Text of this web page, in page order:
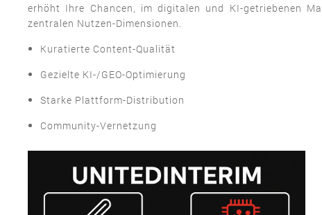
erhöht Ihre Chancen, im digitalen und KI-getriebenen
zentralen Nutzen-Dimensionen.
Kuratierte Content-Qualität
Gezielte KI-/GEO-Optimierung
Starke Plattform-Distribution
Community-Vernetzung